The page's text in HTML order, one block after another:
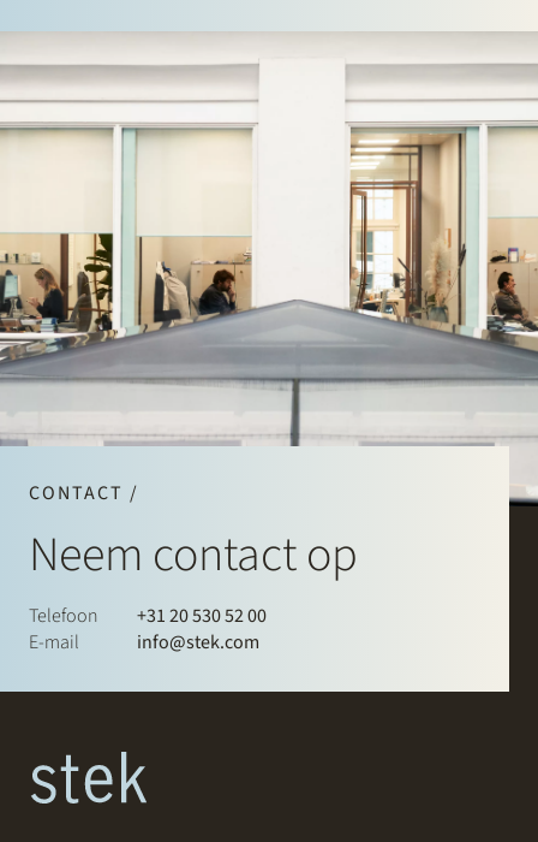
CONTACT /
Neem contact op
Telefoon
+31 20 530 52 00
E-mail
info@stek.com